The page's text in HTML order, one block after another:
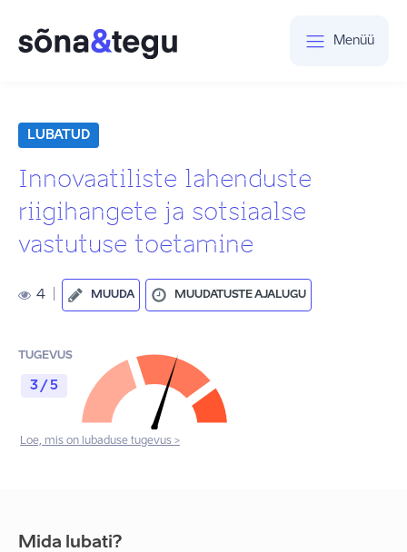
Menüü
LUBATUD
Innovaatiliste lahenduste
riigihangete ja sotsiaalse
vastutuse toetamine
4 MUUDA MUUDATUSTE AJALUGU
TUGEVUS
3 / 5
Loe, mis on lubaduse tugevus >
Mida lubati?